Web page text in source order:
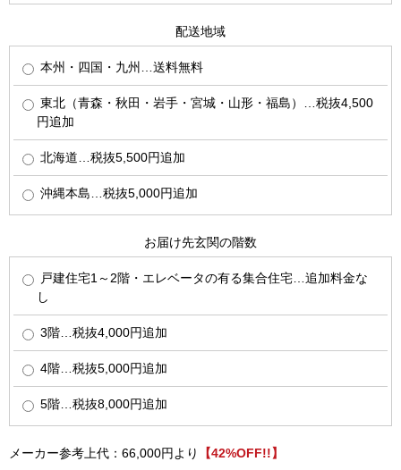
配送地域
本州・四国・九州…送料無料
東北（青森・秋田・岩手・宮城・山形・福島）…税抜4,500
円追加
北海道…税抜5,500円追加
沖縄本島…税抜5,000円追加
お届け先玄関の階数
戸建住宅1～2階・エレベータの有る集合住宅…追加料金な
し
3階…税抜4,000円追加
4階…税抜5,000円追加
5階…税抜8,000円追加
メーカー参考上代：66,000円より
【42%OFF!!】